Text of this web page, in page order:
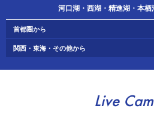
河口湖・西湖・精進湖・本栖
首都圏から
関西・東海・その他から
Live